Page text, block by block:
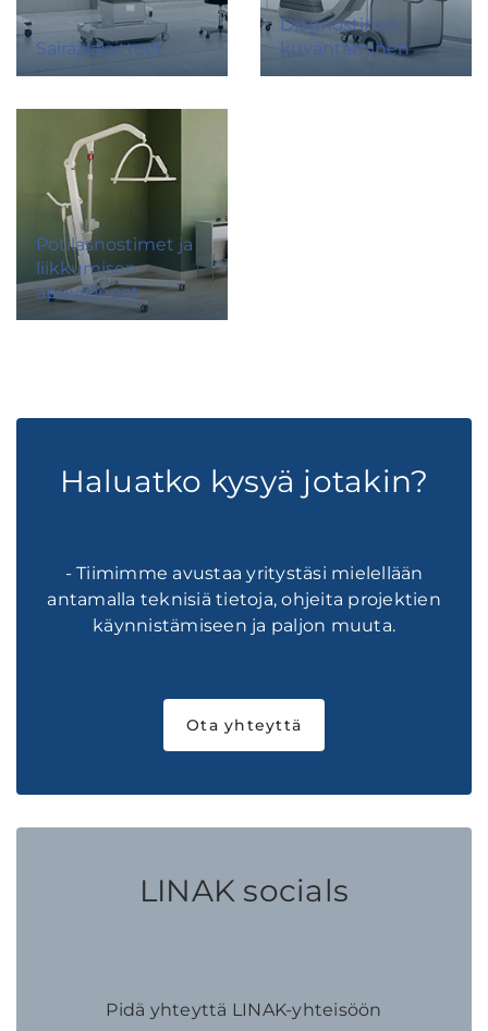
Sairaalalaitteet
Diagnostinen
kuvantaminen
Potilasnostimet ja
liikkumisen
apuvälineet
Haluatko kysyä jotakin?
- Tiimimme avustaa yritystäsi mielellään
antamalla teknisiä tietoja, ohjeita projektien
käynnistämiseen ja paljon muuta.
Ota yhteyttä
LINAK socials
Pidä yhteyttä LINAK-yhteisöön